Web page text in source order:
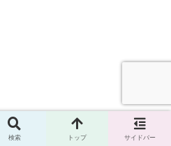
検索 トップ サイドバー